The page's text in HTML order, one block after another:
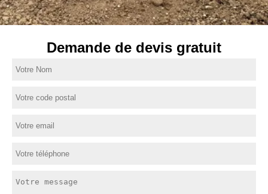
Demande de devis gratuit